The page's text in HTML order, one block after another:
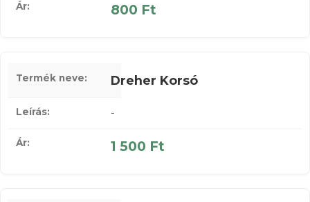
800 Ft
Dreher Korsó
-
1 500 Ft